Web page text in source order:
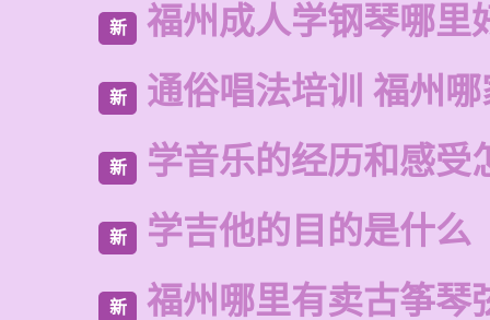
新 福州成人学钢琴哪里
新 通俗唱法培训 福州
新 学音乐的经历和感受
新 学吉他的目的是什么
新 福州哪里有卖古筝琴